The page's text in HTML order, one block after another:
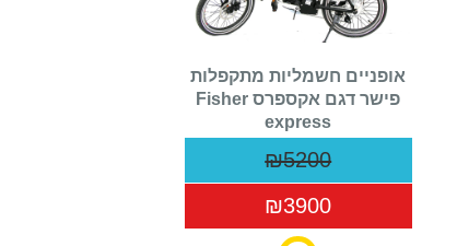
אופניים חשמליות מתקפלות
פישר דגם אקספרס Fisher
express
₪5200
₪3900